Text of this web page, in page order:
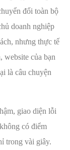
đổi toàn bộ
doanh nghiệp
nhưng thực tế
website của bạn
là câu chuyện
giao diện lỗi
có điểm
trong vài giây.